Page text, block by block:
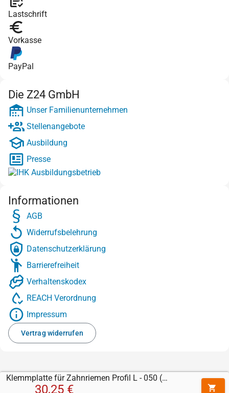
Klemmplatte für Zahnriemen Profil L - 050 (12,7 mm)
30,25 €
Lastschrift
Vorkasse
PayPal
Die Z24 GmbH
Unser Familienunternehmen
Stellenangebote
Ausbildung
Presse
Informationen
AGB
Widerrufsbelehrung
Datenschutzerklärung
Barrierefreiheit
Verhaltenskodex
REACH Verordnung
Impressum
Vertrag widerrufen